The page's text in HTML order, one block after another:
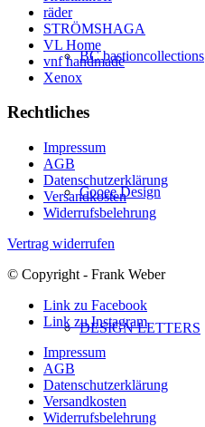
BC bastioncollections
Cooee Design
DESIGN LETTERS
räder
STRÖMSHAGA
VL Home
vnf handmade
Xenox
Rechtliches
Impressum
AGB
Datenschutzerklärung
Versandkosten
Widerrufsbelehrung
Vertrag widerrufen
© Copyright - Frank Weber
Link zu Facebook
Link zu Instagram
Impressum
AGB
Datenschutzerklärung
Versandkosten
Widerrufsbelehrung